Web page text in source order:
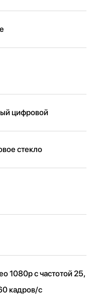
цифровой
стекло
1080p с частотой 25,
кадров/ с